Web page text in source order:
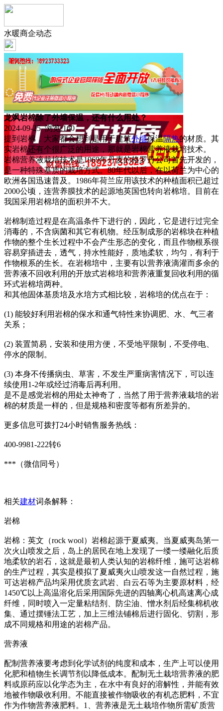
水暖商企动态
龙飒岩棉除了外墙保温，还有什么用处？
2024-09-25 浏览:160
提到岩棉，大家都会想到是用于建筑外墙保温隔热的材质。其
实岩棉还有个很广泛的用途，那就是岩棉营养液栽培技术。
岩棉营养液栽培技术是1969年丹麦的格罗丹公司首先开发的，
是一种特殊基质的栽培方式。80年代以后，在以荷兰为中心的
欧洲各国迅速普及。1986年荷兰应用该技术的种植面积已超过
2000公顷，连营养膜技术的起源地英国也转向岩棉培。目前在
我国采用岩棉培的面积并不大。
岩棉制造过程是在高温条件下进行的，因此，它是进行过完全
消毒的，不含病菌和其它有机物。经压制成形的岩棉块在种植
作物的整个生长过程中不会产生形态的变化，而且作物根系很
容易穿插进去，透气，持水性能好，质地柔软，均匀，有利于
作物根系的生长。在岩棉培中，主要有以营养液滴灌而多余的
营养液不回收利用的开放式岩棉培和营养液重复回收利用的循
环式岩棉培两种。
和其他固体基质培及水培方式相比较，岩棉培的优点在于：
(1) 能较好利用岩棉的保水和通气特性来协调肥、水、气三者
关系；
(2) 装置简易，安装和使用方便，不受地平限制，不受停电、
停水的限制。
(3) 本身不传播病虫、草害，不发生严重病害情况下，可以连
续使用1-2年或经过消毒后再利用。
是不是感觉岩棉的用处太神奇了，当然了用于营养液栽培的岩
棉的材质是一样的，但是规格和密度等都有所差异的。
更多信息可拨打24小时销售服务热线：
400-9981-222转6
***（微信同号）
相关建材词条解释：
岩棉
岩棉：英文（rock wool）岩棉起源于夏威夷。当夏威夷岛第一
次火山喷发之后，岛上的居民在地上发现了一缕一缕融化后质
地柔软的岩石，这就是最初人类认知的岩棉纤维，施可达岩棉
的生产过程，其实是模拟了夏威夷火山喷发这一自然过程，施
可达岩棉产品均采用优质玄武岩、白云石等为主要原材料，经
1450℃以上高温溶化后采用国际先进的四轴离心机高速离心成
纤维，同时喷入一定量粘结剂、防尘油、憎水剂后经集棉机收
集、通过摆锤法工艺，加上三维法铺棉后进行固化、切割，形
成不同规格和用途的岩棉产品。
营养液
配制营养液要考虑到化学试剂的纯度和成本，生产上可以使用
化肥和植物生长调节剂以降低成本。配制无土栽培营养液的肥
料或原药应以化学态为主，在水中有良好的溶解性，并能有效
地被作物吸收利用。不能直接被作物吸收的有机态肥料，不宜
作为作物营养液肥料。1、营养液是无土栽培作物所需矿质营